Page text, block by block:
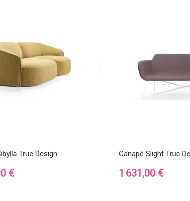
True Design
€
Canapé Slight True
Prix
1 631,00 €